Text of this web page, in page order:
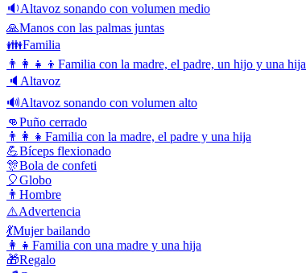
🔉Altavoz sonando con volumen medio
🙏Manos con las palmas juntas
👪Familia
👨‍👩‍👧‍👦 Familia con la madre, el padre, un hijo y una hija
🔈 Altavoz
🔊Altavoz sonando con volumen alto
👊Puño cerrado
👨‍👩‍👧 Familia con la madre, el padre y una hija
💪Bíceps flexionado
🎊Bola de confeti
🎈Globo
👨 Hombre
⚠️Advertencia
💃Mujer bailando
👩‍👧 Familia con una madre y una hija
🎁Regalo